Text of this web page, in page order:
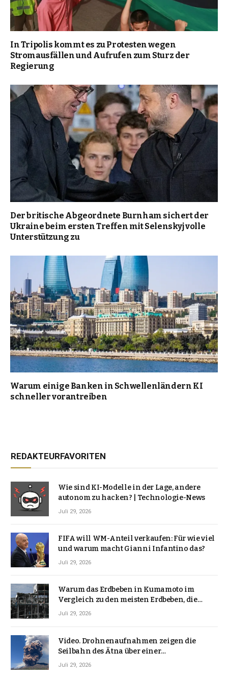
In Tripolis kommt es zu Protesten wegen
Stromausfällen und Aufrufen zum Sturz der
Regierung
Der britische Abgeordnete Burnham sichert der
Ukraine beim ersten Treffen mit Selenskyj volle
Unterstützung zu
Warum einige Banken in Schwellenländern KI
schneller vorantreiben
REDAKTEURFAVORITEN
Wie sind KI-Modelle in der Lage, andere
autonom zu hacken? | Technologie-News
Juli 29, 2026
FIFA will WM-Anteil verkaufen: Für wie viel
und warum macht Gianni Infantino das?
Juli 29, 2026
Warum das Erdbeben in Kumamoto im
Vergleich zu den meisten Erdbeben, die
Japan erschütterten, ungewöhnlich ist
Juli 29, 2026
Video. Drohnenaufnahmen zeigen die
Seilbahn des Ätna über einer
Vulkanlandschaft
Juli 29, 2026